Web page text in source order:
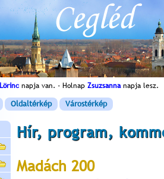
Lörinc napja van. - Holnap Zsuzsannanapja lesz.
Oldaltérkép Várostérkép
Hír, program,
Madách 200